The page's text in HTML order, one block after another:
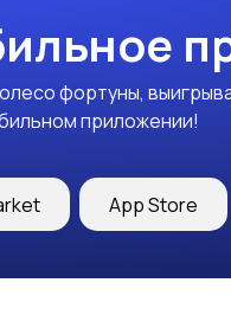
фортуны,
приложении!
App Store